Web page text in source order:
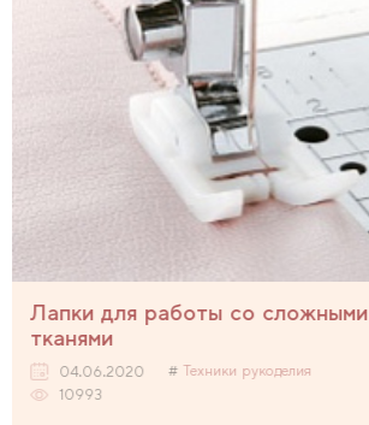
Лапки для работы со сложными
тканями
04.06.2020
Техники рукоделия
10993